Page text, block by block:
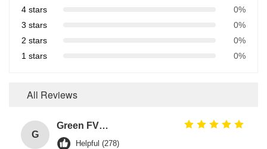
4 stars
0%
3 stars
0%
2 stars
0%
1 stars
0%
All Reviews
G
Green FVMQ Fluorosilicone Heat Resistant O Ring Manufacturer For Refining Oil Equipment
Helpful (278)